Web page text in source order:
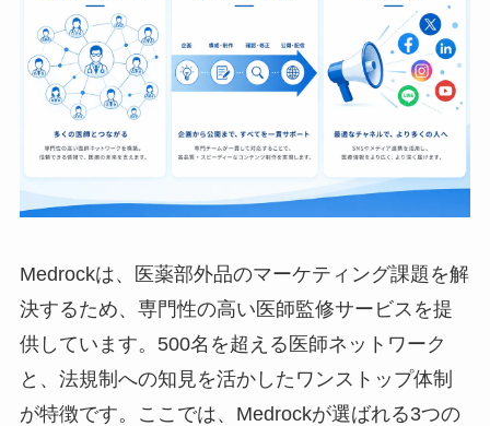
Medrockは、医薬部外品のマーケティング課題を解
決するため、専門性の高い医師監修サービスを提
供しています。500名を超える医師ネットワーク
と、法規制への知見を活かしたワンストップ体制
が特徴です。ここでは、Medrockが選ばれる3つの